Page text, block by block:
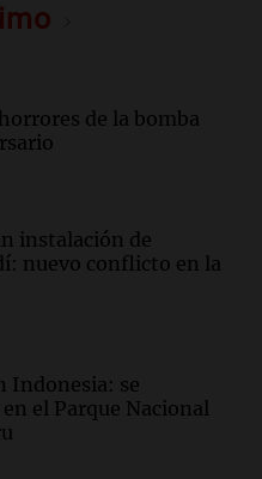
de la bomba
instalación de
nuevo conflicto en la
Indonesia: se
el Parque Nacional